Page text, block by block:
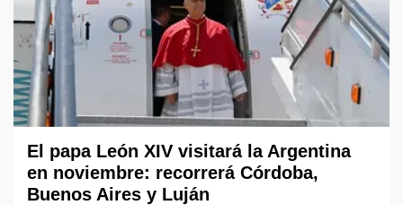
El papa León XIV visitará la Argentina
en noviembre: recorrerá Córdoba,
Buenos Aires y Luján